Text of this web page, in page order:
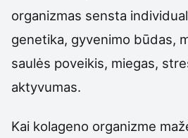
organizmas sensta
genetika, gyvenimo būdas,
saulės poveikis, miegas,
aktyvumas.
Kai kolageno organizme